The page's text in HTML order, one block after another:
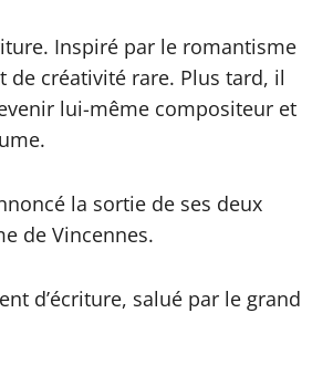
Inspiré par le romantisme
créativité rare. Plus tard, il
lui-même compositeur et
la sortie de ses deux
de Vincennes.
d’écriture, salué par le grand